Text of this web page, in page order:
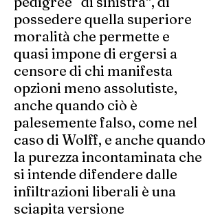
possedere quella superiore
moralità che permette e
quasi impone di ergersi a
censore di chi manifesta
opzioni meno assolutiste,
anche quando ciò è
palesemente falso, come nel
caso di Wolff, e anche quando
la purezza incontaminata che
si intende difendere dalle
infiltrazioni liberali è una
sciapita versione